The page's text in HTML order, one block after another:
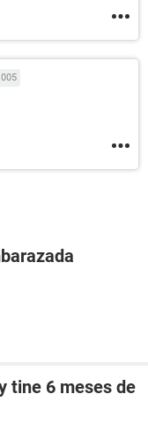
tine 6 meses de